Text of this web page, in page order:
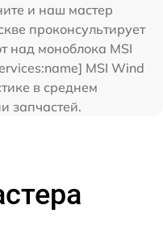
и наш мастер
проконсультирует
над моноблока MSI
MSI Wind
в среднем
запчастей.